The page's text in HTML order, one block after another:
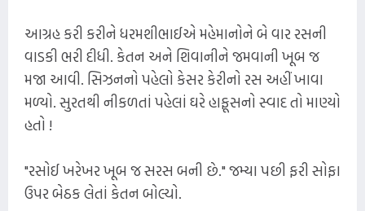
આગ્રહ કરી કરીને ધરમશીભાઈએ મહેમાનોને બે વાર રસની
વાડકી ભરી દીધી. કેતન અને શિવાનીને જમવાની ખૂબ જ
મજા આવી. સિઝનનો પહેલો કેસર કેરીનો રસ અહીં ખાવા
મળ્યો. સુરતથી નીકળતાં પહેલાં ઘરે હાફૂસનો સ્વાદ તો માણ્યો
હતો !
"રસોઈ ખરેખર ખૂબ જ સરસ બની છે." જમ્યા પછી ફરી સોફા
ઉપર બેઠક લેતાં કેતન બોલ્યો.